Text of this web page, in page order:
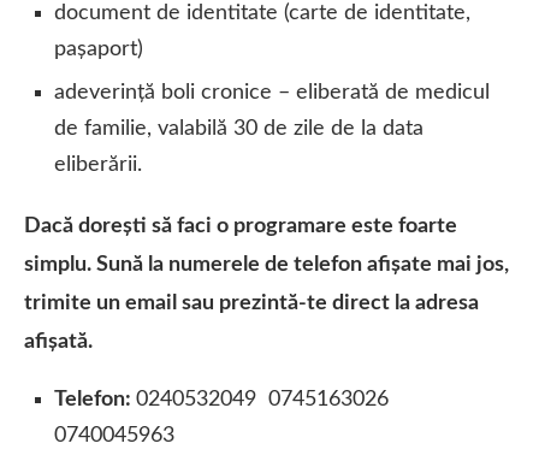
document de identitate (carte de identitate,
pașaport)
adeverință boli cronice – eliberată de medicul
de familie, valabilă 30 de zile de la data
eliberării.
Dacă dorești să faci o programare este foarte
simplu. Sună la numerele de telefon afișate mai jos,
trimite un email sau prezintă-te direct la adresa
afișată.
Telefon: 0240532049 0745163026
0740045963